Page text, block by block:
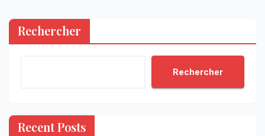
Rechercher
Rechercher
Recent Posts